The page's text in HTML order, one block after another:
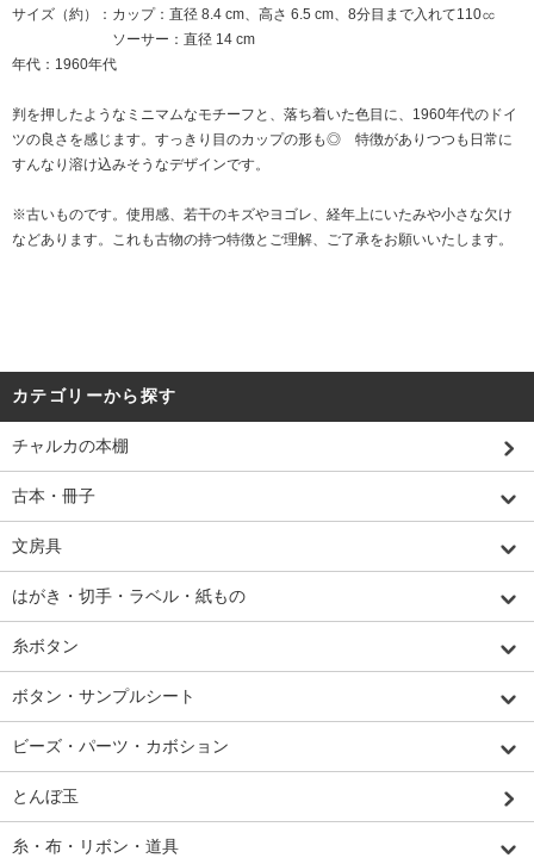
サイズ（約）：カップ：直径 8.4 cm、高さ 6.5 cm、8分目まで入れて110㏄
ソーサー：直径 14 cm
年代：1960年代
判を押したようなミニマムなモチーフと、落ち着いた色目に、1960年代のドイ
ツの良さを感じます。すっきり目のカップの形も◎ 特徴がありつつも日常に
すんなり溶け込みそうなデザインです。
※古いものです。使用感、若干のキズやヨゴレ、経年上にいたみや小さな欠け
などあります。これも古物の持つ特徴とご理解、ご了承をお願いいたします。
カテゴリーから探す
チャルカの本棚
古本・冊子
文房具
はがき・切手・ラベル・紙もの
糸ボタン
ボタン・サンプルシート
ビーズ・パーツ・カボション
とんぼ玉
糸・布・リボン・道具